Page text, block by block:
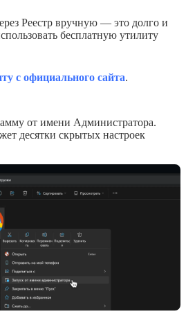
Реестр вручную — это долго и
бесплатную утилиту
с официального сайта.
от имени Администратора.
десятки скрытых настроек